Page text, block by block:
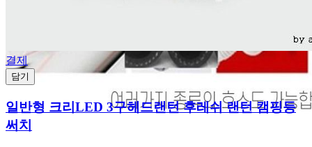
결제
담기
일반형 크리LED 3구헤드랜턴 후레쉬 랜턴 캠핑등
써치